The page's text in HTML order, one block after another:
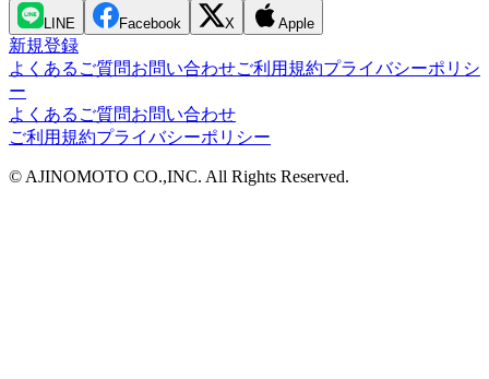
LINE Facebook X Apple
新規登録
よくあるご質問お問い合わせご利用規約プライバシーポリシ
ー
よくあるご質問お問い合わせ
ご利用規約プライバシーポリシー
© AJINOMOTO CO.,INC. All Rights Reserved.